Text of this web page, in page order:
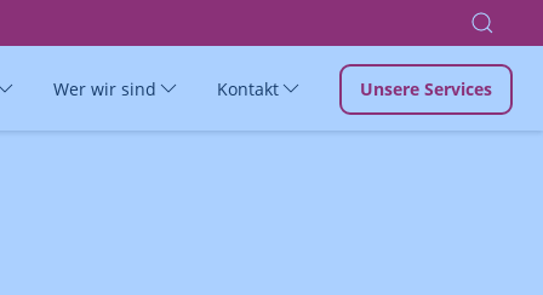
Wer wir sind Kontakt Unsere Services